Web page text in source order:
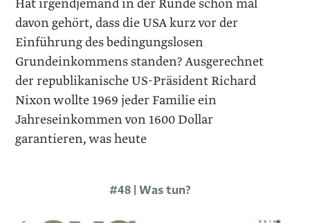
Hat irgendjemand in der Runde schon mal
davon gehört, dass die USA kurz vor der
Einführung des bedingungslosen
Grundeinkommens standen? Ausgerechnet
der republikanische US-Präsident Richard
Nixon wollte 1969 jeder Familie ein
Jahreseinkommen von 1600 Dollar
garantieren, was heute
#48 | Was tun?